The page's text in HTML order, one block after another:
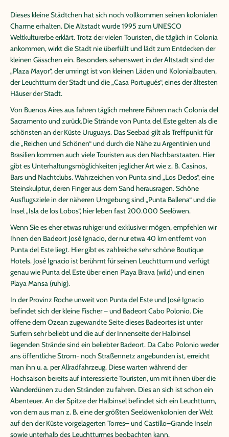
Dieses kleine Städtchen hat sich noch vollkommen seinen kolonialen
Charme erhalten. Die Altstadt wurde 1995 zum UNESCO
Weltkulturerbe erklärt. Trotz der vielen Touristen, die täglich in Colonia
ankommen, wirkt die Stadt nie überfüllt und lädt zum Entdecken der
kleinen Gässchen ein. Besonders sehenswert in der Altstadt sind der
„Plaza Mayor“, der umringt ist von kleinen Läden und Kolonialbauten,
der Leuchtturm der Stadt und die „Casa Portugués“, eines der ältesten
Häuser der Stadt.
Von Buenos Aires aus fahren täglich mehrere Fähren nach Colonia del
Sacramento und zurück.Die Strände von Punta del Este gelten als die
schönsten an der Küste Uruguays. Das Seebad gilt als Treffpunkt für
die „Reichen und Schönen“ und durch die Nähe zu Argentinien und
Brasilien kommen auch viele Touristen aus den Nachbarstaaten. Hier
gibt es Unterhaltungsmöglichkeiten jeglicher Art wie z. B. Casinos,
Bars und Nachtclubs. Wahrzeichen von Punta sind „Los Dedos“, eine
Steinskulptur, deren Finger aus dem Sand herausragen. Schöne
Ausflugsziele in der näheren Umgebung sind „Punta Ballena“ und die
Insel „Isla de los Lobos“, hier leben fast 200.000 Seelöwen.
Wenn Sie es eher etwas ruhiger und exklusiver mögen, empfehlen wir
Ihnen den Badeort José Ignacio, der nur etwa 40 km entfernt von
Punta del Este liegt. Hier gibt es zahlreiche sehr schöne Boutique
Hotels. José Ignacio ist berühmt für seinen Leuchtturm und verfügt
genau wie Punta del Este über einen Playa Brava (wild) und einen
Playa Mansa (ruhig).
In der Provinz Roche unweit von Punta del Este und José Ignacio
befindet sich der kleine Fischer – und Badeort Cabo Polonio. Die
offene dem Ozean zugewandte Seite dieses Badeortes ist unter
Surfern sehr beliebt und die auf der Innenseite der Halbinsel
liegenden Strände sind ein beliebter Badeort. Da Cabo Polonio weder
ans öffentliche Strom- noch Straßennetz angebunden ist, erreicht
man ihn u. a. per Allradfahrzeug. Diese warten während der
Hochsaison bereits auf interessierte Touristen, um mit ihnen über die
Wanderdünen zu den Stränden zu fahren. Dies an sich ist schon ein
Abenteuer. An der Spitze der Halbinsel befindet sich ein Leuchtturm,
von dem aus man z. B. eine der größten Seelöwenkolonien der Welt
auf den der Küste vorgelagerten Torres– und Castillo–Grande Inseln
sowie unterhalb des Leuchtturmes beobachten kann.